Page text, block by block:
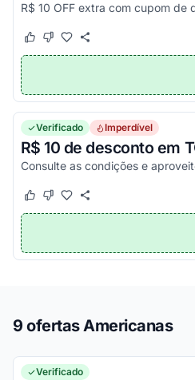
Este cupom funcionou
Este cupom não funcionou
Verificado Imperdível
R$ 10 de desconto em
Este cupom funcionou
Este cupom não funcionou
9 ofertas Americanas
Verificado